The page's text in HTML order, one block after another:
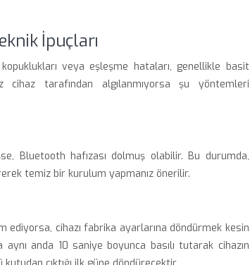
İpuçları
veya eşleşme hataları, genellikle basit
cihaz tarafından algılanmıyorsa şu yöntemleri
Bluetooth hafızası dolmuş olabilir. Bu durumda,
temiz bir kurulum yapmanız önerilir.
cihazı fabrika ayarlarına döndürmek kesin
aynı anda 10 saniye boyunca basılı tutarak cihazın